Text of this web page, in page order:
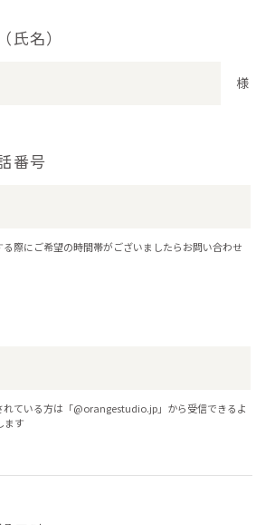
氏名）
様
番号
際にご希望の時間帯がございましたらお問い合わせ
れている方は「@orangestudio.jp」から受信できるよ
ます